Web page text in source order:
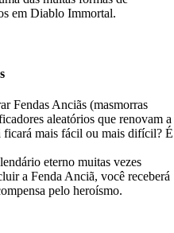
em Diablo Immortal.
Fendas Anciãs (masmorras
aleatórios que renovam a
ficará mais fácil ou mais difícil? É
eterno muitas vezes
a Fenda Anciã, você receberá
pelo heroísmo.